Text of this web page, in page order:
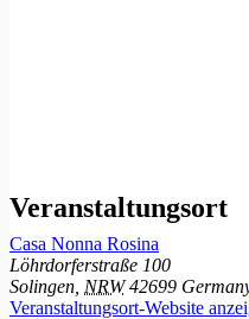
Veranstaltungsort
Casa Nonna Rosina
Löhrdorferstraße 100
Solingen NRW 42699
Veranstaltungsort-Website